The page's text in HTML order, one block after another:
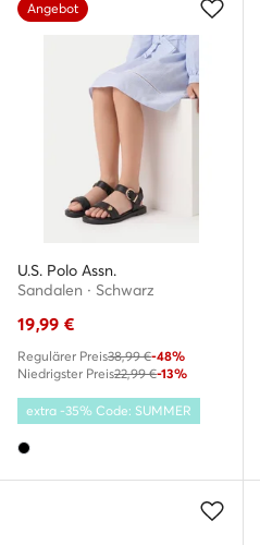
Angebot
U.S. Polo Assn.
Sandalen · Schwarz
19,99 €
Regulärer Preis38,99 €-48%
Niedrigster Preis22,99 €-13%
extra -35% Code: SUMMER